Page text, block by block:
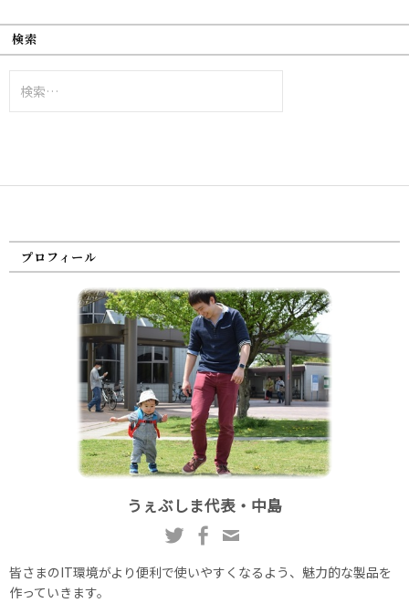
検索
索:
プロフィール
うぇぶしま代表・中島
皆さまのIT環境がより便利で使いやすくなるよう、魅力的な製品を
作っていきます。